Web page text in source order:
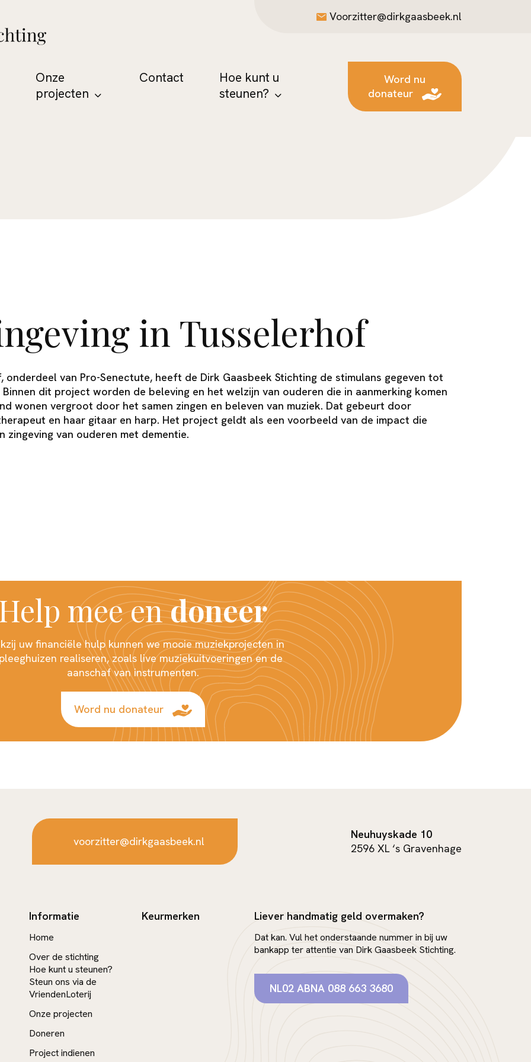
Voorzitter@dirkgaasbeek.nl
Onze
projecten
Contact
Hoe kunt u
steunen?
Word nu
donateur
in Tusselerhof
onderdeel van Pro-Senectute, heeft de Dirk Gaasbeek Stichting de stimulans gegeven tot
Binnen dit project worden de beleving en het welzijn van ouderen die in aanmerking komen
wonen vergroot door het samen zingen en beleven van muziek. Dat gebeurt door
en haar gitaar en harp. Het project geldt als een voorbeeld van de impact die
zingeving van ouderen met dementie.
Help mee endoneer
uw financiële hulp kunnen we mooie muziekprojecten in
realiseren, zoals live muziekuitvoeringen en de
aanschaf van instrumenten.
Word nu donateur
voorzitter@dirkgaasbeek.nl
Neuhuyskade 10
2596 XL ‘s Gravenhage
Informatie
Home
Over de stichting
Hoe kunt u steunen?
Steun ons via de
VriendenLoterij
Onze projecten
Doneren
Project indienen
Keurmerken Liever handmatig geld overmaken?
Dat kan. Vul het onderstaande nummer in bij uw
bankapp ter attentie van Dirk Gaasbeek Stichting.
NL02 ABNA 088 663 3680